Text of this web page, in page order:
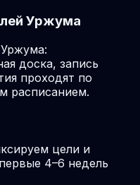
Уржума
доска, запись
проходят по
расписанием.
цели и
4–6 недель